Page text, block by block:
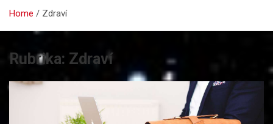
Home Zdraví
Rubrika: Zdraví